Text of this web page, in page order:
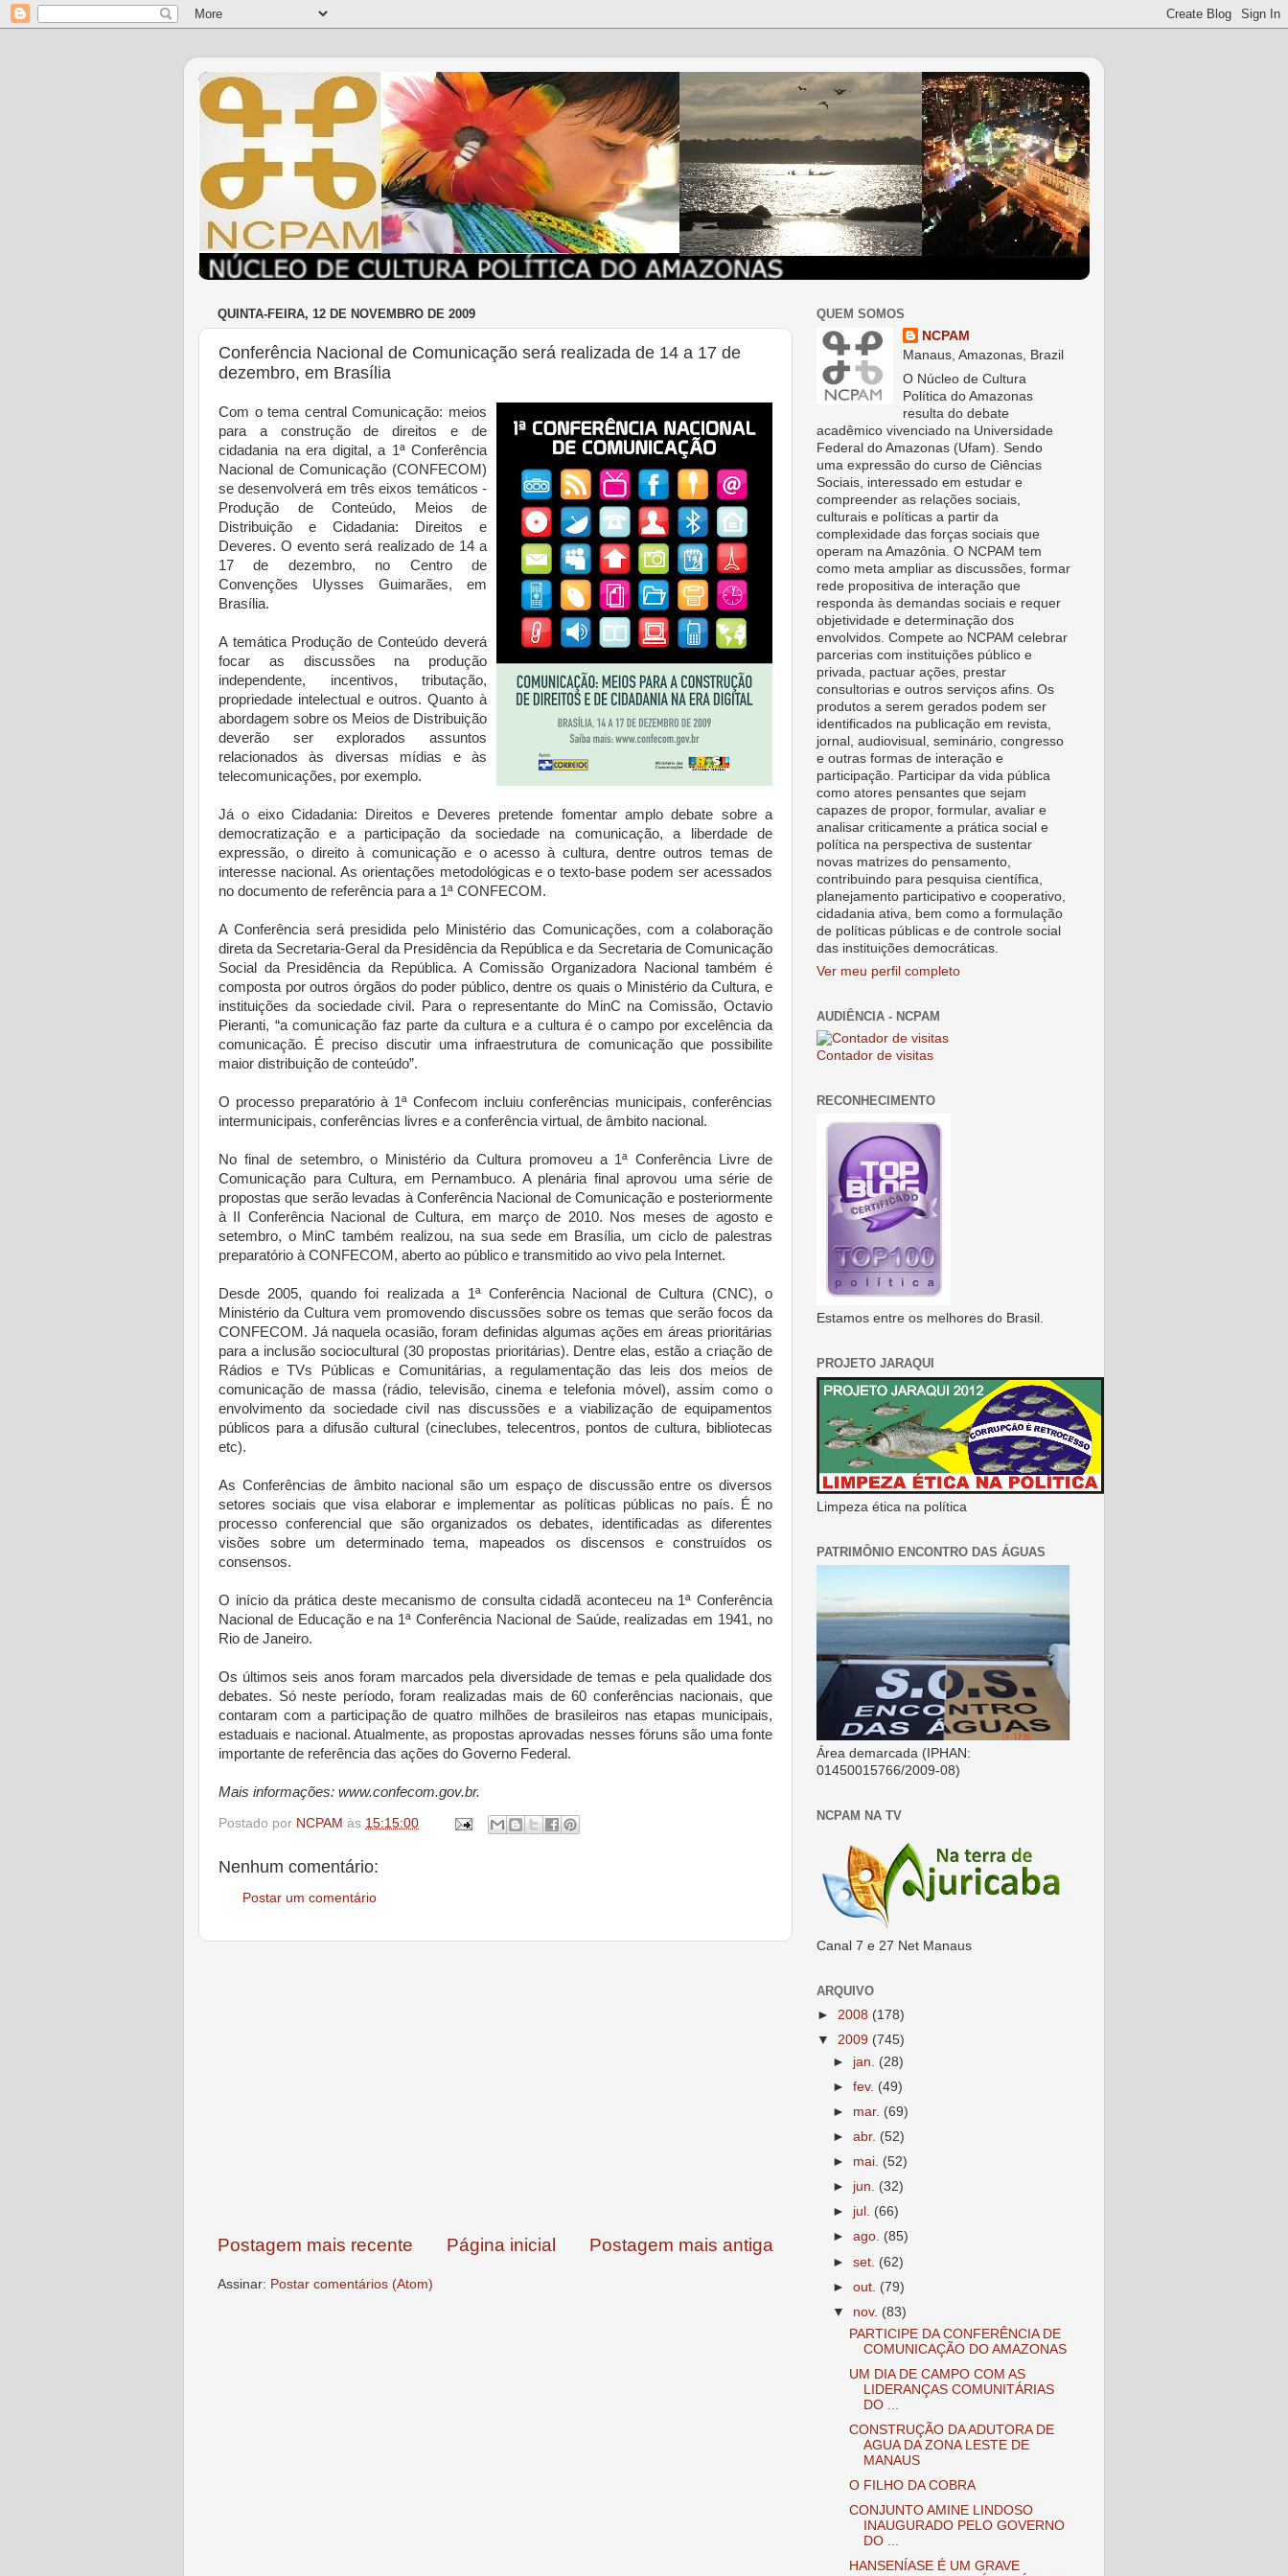
QUINTA-FEIRA, 12 DE NOVEMBRO DE 2009
Conferência Nacional de Comunicação será realizada de 14 a 17 de
dezembro, em Brasília
Com o tema central Comunicação: meios
para a construção de direitos e de
cidadania na era digital, a 1ª Conferência
Nacional de Comunicação (CONFECOM)
se desenvolverá em três eixos temáticos -
Produção de Conteúdo, Meios de
Distribuição e Cidadania: Direitos e
Deveres. O evento será realizado de 14 a
17 de dezembro, no Centro de
Convenções Ulysses Guimarães, em
Brasília.
A temática Produção de Conteúdo deverá
focar as discussões na produção
independente, incentivos, tributação,
propriedade intelectual e outros. Quanto à
abordagem sobre os Meios de Distribuição
deverão ser explorados assuntos
relacionados às diversas mídias e às
telecomunicações, por exemplo.
Já o eixo Cidadania: Direitos e Deveres pretende fomentar amplo debate sobre a
democratização e a participação da sociedade na comunicação, a liberdade de
expressão, o direito à comunicação e o acesso à cultura, dentre outros temas de
interesse nacional. As orientações metodológicas e o texto-base podem ser acessados
no documento de referência para a 1ª CONFECOM.
A Conferência será presidida pelo Ministério das Comunicações, com a colaboração
direta da Secretaria-Geral da Presidência da República e da Secretaria de Comunicação
Social da Presidência da República. A Comissão Organizadora Nacional também é
composta por outros órgãos do poder público, dentre os quais o Ministério da Cultura, e
instituições da sociedade civil. Para o representante do MinC na Comissão, Octavio
Pieranti, “a comunicação faz parte da cultura e a cultura é o campo por excelência da
comunicação. É preciso discutir uma infraestrutura de comunicação que possibilite
maior distribuição de conteúdo”.
O processo preparatório à 1ª Confecom incluiu conferências municipais, conferências
intermunicipais, conferências livres e a conferência virtual, de âmbito nacional.
No final de setembro, o Ministério da Cultura promoveu a 1ª Conferência Livre de
Comunicação para Cultura, em Pernambuco. A plenária final aprovou uma série de
propostas que serão levadas à Conferência Nacional de Comunicação e posteriormente
à II Conferência Nacional de Cultura, em março de 2010. Nos meses de agosto e
setembro, o MinC também realizou, na sua sede em Brasília, um ciclo de palestras
preparatório à CONFECOM, aberto ao público e transmitido ao vivo pela Internet.
Desde 2005, quando foi realizada a 1ª Conferência Nacional de Cultura (CNC), o
Ministério da Cultura vem promovendo discussões sobre os temas que serão focos da
CONFECOM. Já naquela ocasião, foram definidas algumas ações em áreas prioritárias
para a inclusão sociocultural (30 propostas prioritárias). Dentre elas, estão a criação de
Rádios e TVs Públicas e Comunitárias, a regulamentação das leis dos meios de
comunicação de massa (rádio, televisão, cinema e telefonia móvel), assim como o
envolvimento da sociedade civil nas discussões e a viabilização de equipamentos
públicos para a difusão cultural (cineclubes, telecentros, pontos de cultura, bibliotecas
etc).
As Conferências de âmbito nacional são um espaço de discussão entre os diversos
setores sociais que visa elaborar e implementar as políticas públicas no país. É no
processo conferencial que são organizados os debates, identificadas as diferentes
visões sobre um determinado tema, mapeados os discensos e construídos os
consensos.
O início da prática deste mecanismo de consulta cidadã aconteceu na 1ª Conferência
Nacional de Educação e na 1ª Conferência Nacional de Saúde, realizadas em 1941, no
Rio de Janeiro.
Os últimos seis anos foram marcados pela diversidade de temas e pela qualidade dos
debates. Só neste período, foram realizadas mais de 60 conferências nacionais, que
contaram com a participação de quatro milhões de brasileiros nas etapas municipais,
estaduais e nacional. Atualmente, as propostas aprovadas nesses fóruns são uma fonte
importante de referência das ações do Governo Federal.
Mais informações: www.confecom.gov.br.
Postado por NCPAM às 15:15:00
Nenhum comentário:
Postar um comentário
Postagem mais recente Postagem mais antiga
Página inicial
Assinar: Postar comentários (Atom)
QUEM SOMOS
NCPAM
Manaus, Amazonas, Brazil
O Núcleo de Cultura
Política do Amazonas
resulta do debate
acadêmico vivenciado na Universidade
Federal do Amazonas (Ufam). Sendo
uma expressão do curso de Ciências
Sociais, interessado em estudar e
compreender as relações sociais,
culturais e políticas a partir da
complexidade das forças sociais que
operam na Amazônia. O NCPAM tem
como meta ampliar as discussões, formar
rede propositiva de interação que
responda às demandas sociais e requer
objetividade e determinação dos
envolvidos. Compete ao NCPAM celebrar
parcerias com instituições público e
privada, pactuar ações, prestar
consultorias e outros serviços afins. Os
produtos a serem gerados podem ser
identificados na publicação em revista,
jornal, audiovisual, seminário, congresso
e outras formas de interação e
participação. Participar da vida pública
como atores pensantes que sejam
capazes de propor, formular, avaliar e
analisar criticamente a prática social e
política na perspectiva de sustentar
novas matrizes do pensamento,
contribuindo para pesquisa científica,
planejamento participativo e cooperativo,
cidadania ativa, bem como a formulação
de políticas públicas e de controle social
das instituições democráticas.
Ver meu perfil completo
AUDIÊNCIA - NCPAM
Contador de visitas
RECONHECIMENTO
Estamos entre os melhores do Brasil.
PROJETO JARAQUI
Limpeza ética na política
PATRIMÔNIO ENCONTRO DAS ÁGUAS
Área demarcada (IPHAN:
01450015766/2009-08)
NCPAM NA TV
Canal 7 e 27 Net Manaus
ARQUIVO
► 2008 (178)
▼ 2009 (745)
► jan. (28)
►fev. (49)
► mar. (69)
►abr. (52)
► mai. (52)
► jun. (32)
► jul. (66)
►ago. (85)
►set. (62)
►out. (79)
▼ nov. (83)
PARTICIPE DA CONFERÊNCIA DE
COMUNICAÇÃO DO AMAZONAS
UM DIA DE CAMPO COM AS
LIDERANÇAS COMUNITÁRIAS
DO ...
CONSTRUÇÃO DA ADUTORA DE
AGUA DA ZONA LESTE DE
MANAUS
O FILHO DA COBRA
CONJUNTO AMINE LINDOSO
INAUGURADO PELO GOVERNO
DO ...
HANSENÍASE É UM GRAVE